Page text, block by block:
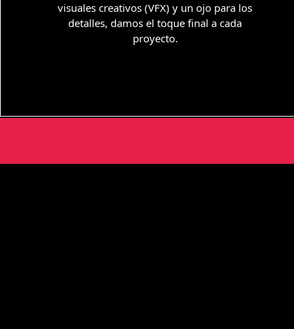
visuales creativos (VFX) y un ojo para los
detalles, damos el toque final a cada
proyecto.